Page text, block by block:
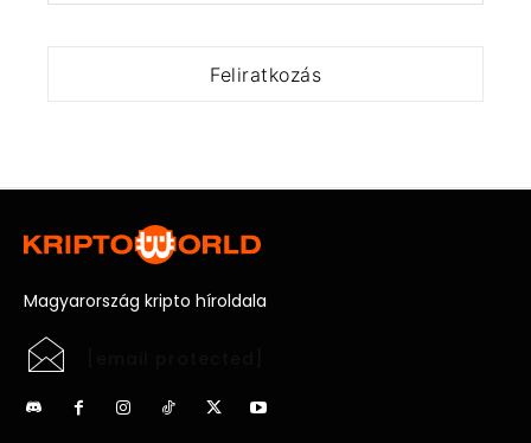
Magyarország kripto híroldala